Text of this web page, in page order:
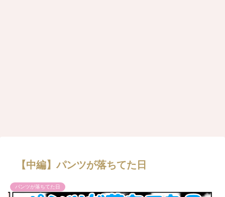
【中編】パンツが落ちてた日
パンツが落ちてた日